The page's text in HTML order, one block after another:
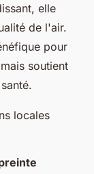
elle
de l'air.
pour
soutient
locales